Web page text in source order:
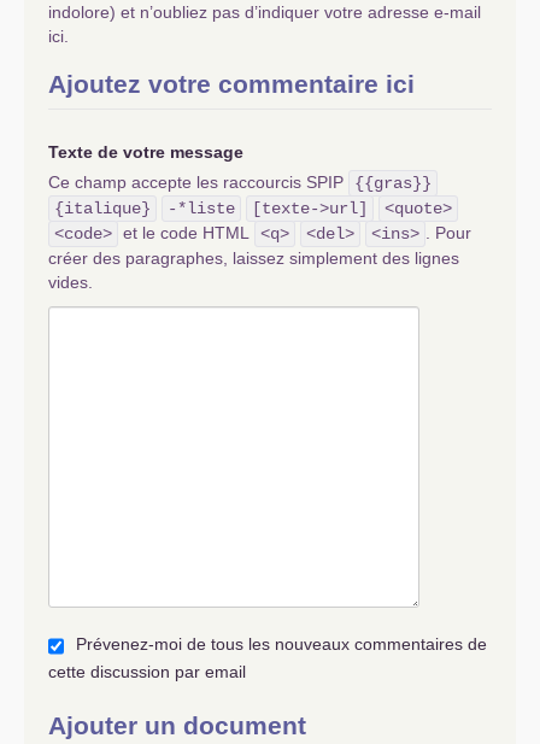
indolore) et n’oubliez pas d’indiquer votre adresse e-mail
ici.
Ajoutez votre commentaire ici
Texte de votre message
Ce champ accepte les raccourcis SPIP
{{gras}}
{italique}
-*liste [texte->url]
<quote>
<code> et le code HTML <q> <del> <ins>
. Pour
créer des paragraphes, laissez simplement des lignes
vides.
Prévenez-moi de tous les nouveaux commentaires de
cette discussion par email
Ajouter un document